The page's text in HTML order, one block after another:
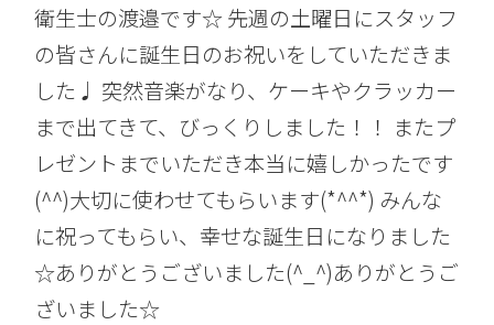
衛生士の渡邉です☆ 先週の土曜日にスタッフ
の皆さんに誕生日のお祝いをしていただきま
した♩ 突然音楽がなり、ケーキやクラッカー
まで出てきて、びっくりしました！！ またプ
レゼントまでいただき本当に嬉しかったです
(^^)大切に使わせてもらいます(*^^*) みんな
に祝ってもらい、幸せな誕生日になりました
☆ありがとうございました(^_^)ありがとうご
ざいました☆